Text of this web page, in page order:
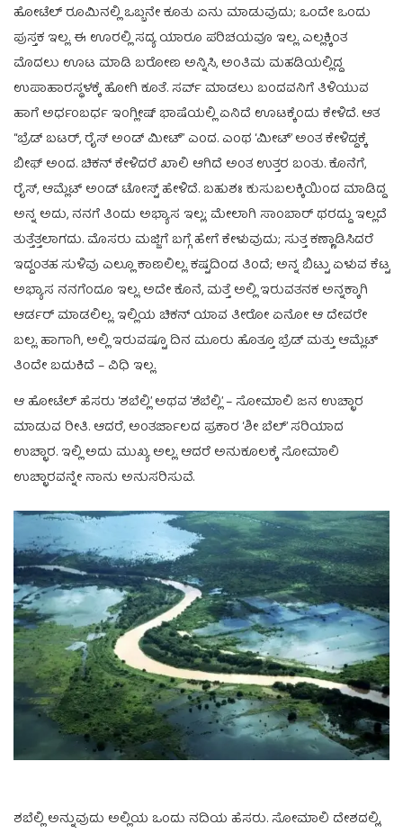
ಹೋಟೆಲ್ ರೂಮಿನಲ್ಲಿ ಒಬ್ಬನೇ ಕೂತು ಏನು ಮಾಡುವುದು; ಒಂದೇ ಒಂದು
ಪುಸ್ತಕ ಇಲ್ಲ. ಈ ಊರಲ್ಲಿ ಸದ್ಯ ಯಾರೂ ಪರಿಚಯವೂ ಇಲ್ಲ. ಎಲ್ಲಕ್ಕಿಂತ
ಮೊದಲು ಊಟ ಮಾಡಿ ಬರೋಣ ಅನ್ನಿಸಿ, ಅಂತಿಮ ಮಹಡಿಯಲ್ಲಿದ್ದ
ಉಪಾಹಾರಸ್ಥಳಕ್ಕೆ ಹೋಗಿ ಕೂತೆ. ಸರ್ವ್ ಮಾಡಲು ಬಂದವನಿಗೆ ತಿಳಿಯುವ
ಹಾಗೆ ಅರ್ಧಂಬರ್ಧ ಇಂಗ್ಲೀಷ್ ಭಾಷೆಯಲ್ಲಿ ಏನಿದೆ ಊಟಕ್ಕೆಂದು ಕೇಳಿದೆ. ಆತ
“ಬ್ರೆಡ್ ಬಟರ್, ರೈಸ್ ಅಂಡ್ ಮೀಟ್” ಎಂದ. ಎಂಥ ‘ಮೀಟ್’ ಅಂತ ಕೇಳಿದ್ದಕ್ಕೆ
ಬೀಫ್ ಅಂದ. ಚಿಕನ್ ಕೇಳಿದರೆ ಖಾಲಿ ಆಗಿದೆ ಅಂತ ಉತ್ತರ ಬಂತು. ಕೊನೆಗೆ,
ರೈಸ್, ಆಮ್ಲೆಟ್ ಅಂಡ್ ಟೋಸ್ಟ್ ಹೇಳಿದೆ. ಬಹುಶಃ ಕುಸುಬಲಕ್ಕಿಯಿಂದ ಮಾಡಿದ್ದ
ಅನ್ನ ಅದು, ನನಗೆ ತಿಂದು ಅಭ್ಯಾಸ ಇಲ್ಲ; ಮೇಲಾಗಿ ಸಾಂಬಾರ್ ಥರದ್ದು ಇಲ್ಲದೆ
ತುತ್ತೆತ್ತಲಾಗದು. ಮೊಸರು ಮಜ್ಜಿಗೆ ಬಗ್ಗೆ ಹೇಗೆ ಕೇಳುವುದು; ಸುತ್ತ ಕಣ್ಣಾಡಿಸಿದರೆ
ಇದ್ದಂತಹ ಸುಳಿವು ಎಲ್ಲೂ ಕಾಣಲಿಲ್ಲ. ಕಷ್ಟದಿಂದ ತಿಂದೆ; ಅನ್ನ ಬಿಟ್ಟು ಏಳುವ ಕೆಟ್ಟ
ಅಭ್ಯಾಸ ನನಗೆಂದೂ ಇಲ್ಲ. ಅದೇ ಕೊನೆ, ಮತ್ತೆ ಅಲ್ಲಿ ಇರುವತನಕ ಅನ್ನಕ್ಕಾಗಿ
ಆರ್ಡರ್ ಮಾಡಲಿಲ್ಲ. ಇಲ್ಲಿಯ ಚಿಕನ್ ಯಾವ ತೀರೋ ಏನೋ ಆ ದೇವರೇ
ಬಲ್ಲ. ಹಾಗಾಗಿ, ಅಲ್ಲಿ ಇರುವಷ್ಟೂ ದಿನ ಮೂರು ಹೊತ್ತೂ ಬ್ರೆಡ್ ಮತ್ತು ಆಮ್ಲೆಟ್
ತಿಂದೇ ಬದುಕಿದೆ – ವಿಧಿ ಇಲ್ಲ.
ಆ ಹೋಟೆಲ್ ಹೆಸರು ‘ಶಬೆಲ್ಲಿ’ ಅಥವ ‘ಶೆಬೆಲ್ಲಿ’ – ಸೋಮಾಲಿ ಜನ ಉಚ್ಛಾರ
ಮಾಡುವ ರೀತಿ. ಆದರೆ, ಅಂತರ್ಜಾಲದ ಪ್ರಕಾರ ‘ಶೀ ಬೆಲ್’ ಸರಿಯಾದ
ಉಚ್ಛಾರ. ಇಲ್ಲಿ ಅದು ಮುಖ್ಯ ಅಲ್ಲ. ಆದರೆ ಅನುಕೂಲಕ್ಕೆ ಸೋಮಾಲಿ
ಉಚ್ಛಾರವನ್ನೇ ನಾನು ಅನುಸರಿಸುವೆ.
ಶಬೆಲ್ಲಿ ಅನ್ನುವುದು ಅಲ್ಲಿಯ ಒಂದು ನದಿಯ ಹೆಸರು. ಸೋಮಾಲಿ ದೇಶದಲ್ಲಿ,